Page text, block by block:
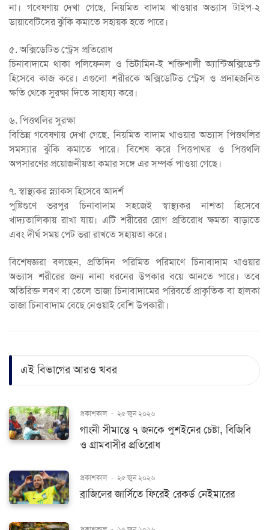
না। গবেষণায় দেখা গেছে, নিয়মিত বাদাম খাওয়ার অভ্যাস টাইপ-২
ডায়াবেটিসের ঝুঁকি কমাতে সহায়ক হতে পারে।
৫. অক্সিডেটিভ স্ট্রেস প্রতিরোধ
চিনাবাদামে থাকা পলিফেনল ও ভিটামিন-ই শক্তিশালী অ্যান্টিঅক্সিডেন্ট
হিসেবে কাজ করে। এগুলো শরীরকে অক্সিডেটিভ স্ট্রেস ও প্রদাহজনিত
ক্ষতি থেকে সুরক্ষা দিতে সাহায্য করে।
৬. পিত্তথলির সুরক্ষা
বিভিন্ন গবেষণায় দেখা গেছে, নিয়মিত বাদাম খাওয়ার অভ্যাস পিত্তথলির
সমস্যার ঝুঁকি কমাতে পারে। বিশেষ করে পিত্তপাথর ও পিত্তথলি
অপসারণের প্রয়োজনীয়তা কমার সঙ্গে এর সম্পর্ক পাওয়া গেছে।
৭. স্বাস্থ্যকর স্ন্যাকস হিসেবে আদর্শ
পুষ্টিগুণে ভরপুর চিনাবাদাম সহজেই স্বাস্থ্যকর নাশতা হিসেবে
খাদ্যতালিকায় রাখা যায়। এটি শরীরের রোগ প্রতিরোধ ক্ষমতা বাড়াতে
এবং দীর্ঘ সময় পেট ভরা রাখতে সহায়তা করে।
বিশেষজ্ঞরা বলছেন, প্রতিদিন পরিমিত পরিমাণে চিনাবাদাম খাওয়ার
অভ্যাস শরীরের জন্য নানা ধরনের উপকার বয়ে আনতে পারে। তবে
অতিরিক্ত লবণ বা তেলে ভাজা চিনাবাদামের পরিবর্তে প্রাকৃতিক বা হালকা
ভাজা চিনাবাদাম বেছে নেওয়াই বেশি উপকারী।
এই বিভাগের আরও খবর
প্রকাশকাল - ২৫ জুন ২০২৬
গাংনী সীমান্তে ৭ জনকে পুশইনের চেষ্টা, বিজিবি
ও গ্রামবাসীর প্রতিরোধ
প্রকাশকাল - ২৫ জুন ২০২৬
ব্রাজিলের জার্সিতে ফিরেই রেকর্ড নেইমারের